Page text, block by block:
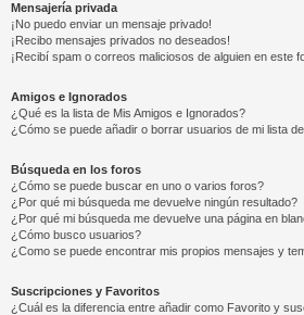
Mensajería privada
¡No puedo enviar un mensaje privado!
¡Recibo mensajes privados no deseados!
¡Recibí spam o correos maliciosos de alguien en este
Amigos e Ignorados
¿Qué es la lista de Mis Amigos e Ignorados?
¿Cómo se puede añadir o borrar usuarios de mi lista
Búsqueda en los foros
¿Cómo se puede buscar en uno o varios foros?
¿Por qué mi búsqueda me devuelve ningún resultado?
¿Por qué mi búsqueda me devuelve una página en
¿Cómo busco usuarios?
¿Como se puede encontrar mis propios mensajes y
Suscripciones y Favoritos
¿Cuál es la diferencia entre añadir como Favorito y